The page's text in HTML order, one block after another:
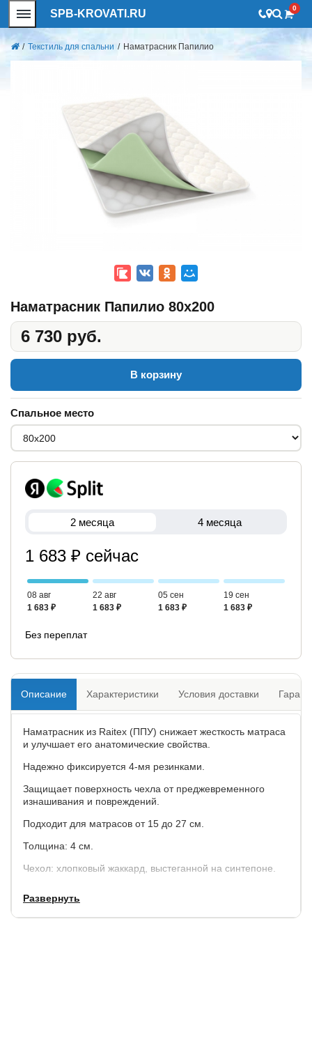
SPB-KROVATI.RU 0
/ Текстиль для спальни / Наматрасник Папилио
Наматрасник Папилио 80x200
6 730 руб.
В корзину
Спальное место
2 месяца 4 месяца
1 683 ₽ сейчас
08 авг
1 683 ₽
22 авг
1 683 ₽
05 сен
1 683 ₽
19 сен
1 683 ₽
Без переплат
Описание Характеристики Условия доставки
Наматрасник из Raitex (ППУ) снижает жесткость матраса
и улучшает его анатомические свойства.
Надежно фиксируется 4-мя резинками.
Защищает поверхность чехла от преджевременного
изнашивания и повреждений.
Подходит для матрасов от 15 до 27 см.
Толщина: 4 см.
Чехол: хлопковый жаккард, выстеганной на синтепоне.
Развернуть